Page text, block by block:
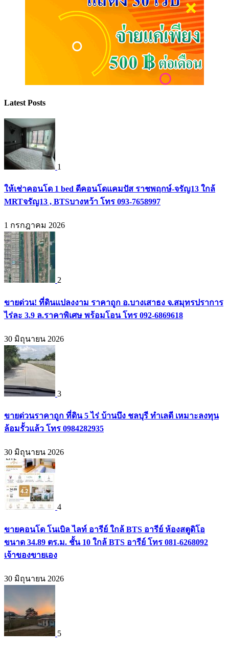
Latest Posts
1
ให้เช่าคอนโด 1 bed ดีคอนโดแคมปัส ราชพฤกษ์-จรัญ13 ใกล้
MRTจรัญ13 , BTSบางหว้า โทร 093-7658997
1 กรกฎาคม 2026
2
ขายด่วน! ที่ดินแปลงงาม ราคาถูก อ.บางเสาธง จ.สมุทรปราการ
ไร่ละ 3.9 ล.ราคาพิเศษ พร้อมโอน โทร 092-6869618
30 มิถุนายน 2026
3
ขายด่วนราคาถูก ที่ดิน 5 ไร่ บ้านบึง ชลบุรี ทำเลดี เหมาะลงทุน
ล้อมรั้วแล้ว โทร 0984282935
30 มิถุนายน 2026
4
ขายคอนโด โนเบิล ไลท์ อารีย์ ใกล้ BTS อารีย์ ห้องสตูดิโอ
ขนาด 34.89 ตร.ม. ชั้น 10 ใกล้ BTS อารีย์ โทร 081-6268092
เจ้าของขายเอง
30 มิถุนายน 2026
5